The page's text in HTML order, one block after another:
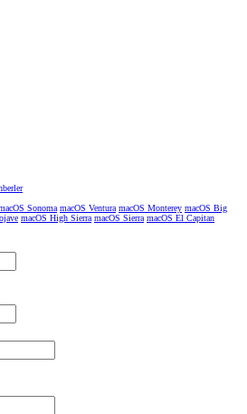
Sonoma macOS Ventura macOS Monterey macOS Big
macOS High Sierra macOS Sierra macOS El Capitan